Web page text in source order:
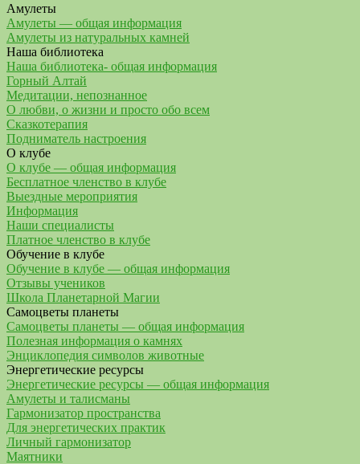
Амулеты
Амулеты — общая информация
Амулеты из натуральных камней
Наша библиотека
Наша библиотека- общая информация
Горный Алтай
Медитации, непознанное
О любви, о жизни и просто обо всем
Сказкотерапия
Подниматель настроения
О клубе
О клубе — общая информация
Бесплатное членство в клубе
Выездные мероприятия
Информация
Наши специалисты
Платное членство в клубе
Обучение в клубе
Обучение в клубе — общая информация
Отзывы учеников
Школа Планетарной Магии
Самоцветы планеты
Самоцветы планеты — общая информация
Полезная информация о камнях
Энциклопедия символов животные
Энергетические ресурсы
Энергетические ресурсы — общая информация
Амулеты и талисманы
Гармонизатор пространства
Для энергетических практик
Личный гармонизатор
Маятники